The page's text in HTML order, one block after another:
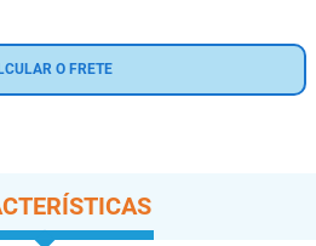
O FRETE